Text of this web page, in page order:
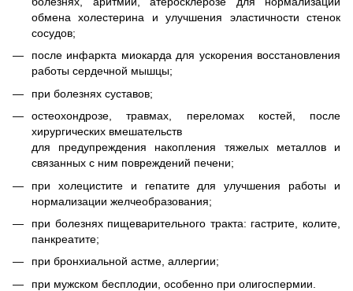
обмена холестерина и улучшения эластичности стенок
сосудов;
после инфаркта миокарда для ускорения восстановления
работы сердечной мышцы;
при болезнях суставов;
остеохондрозе, травмах, переломах костей, после
хирургических вмешательств
для предупреждения накопления тяжелых металлов и
связанных с ним повреждений печени;
при холецистите и гепатите для улучшения работы и
нормализации желчеобразования;
при болезнях пищеварительного тракта: гастрите, колите,
панкреатите;
при бронхиальной астме, аллергии;
при мужском бесплодии, особенно при олигоспермии.